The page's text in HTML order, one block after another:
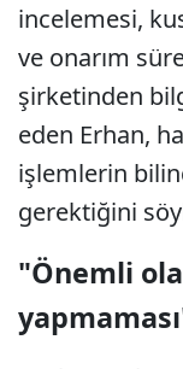
incelemesi,
ve onarım
şirketinden
eden Erhan,
işlemlerin
gerektiğini
"Önemli